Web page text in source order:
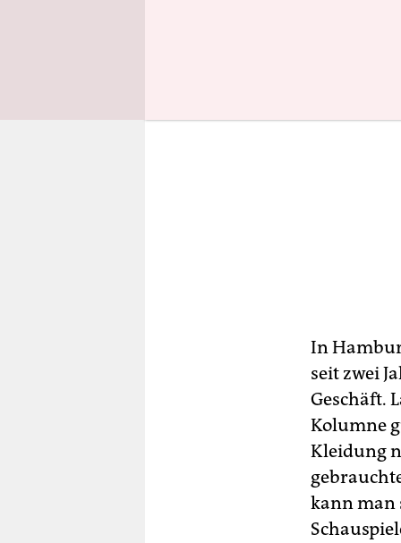
In
seit zwei
Geschäft.
Kolumne
Kleidung
kann man